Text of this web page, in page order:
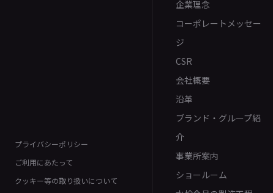
プライバシーポリシー
ご利用にあたって
クッキー等の取り扱いについて
企業理念
コーポレートメッセー
ジ
CSR
会社概要
沿革
ブランド・グループ紹
介
事業所案内
ショールーム